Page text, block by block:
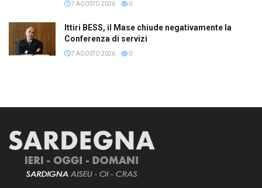
7 AGOSTO 2026 0
Ittiri BESS, il Mase chiude negativamente la
Conferenza di servizi
7 AGOSTO 2026 0